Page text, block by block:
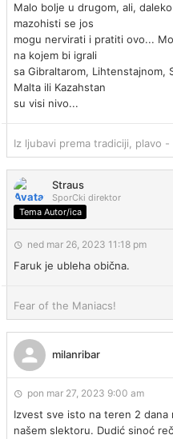
Malo bolje u drugom, ali,
mazohisti se jos
mogu nervirati i pratiti ovo...
na kojem bi igrali
sa Gibraltarom, Lihtenstajnom,
Malta ili Kazahstan
su visi nivo...
Iz ljubavi prema tradiciji, plavo
Straus
SporCki direktor
Tema Autor/ica
ned mar 26, 2023 11:18 pm
Faruk je ubleha obična.
Fear of the Maniacs!
milanribar
pon mar 27, 2023 9:00 am
Izvest sve isto na teren 2
našem slektoru. Dudić sinoć